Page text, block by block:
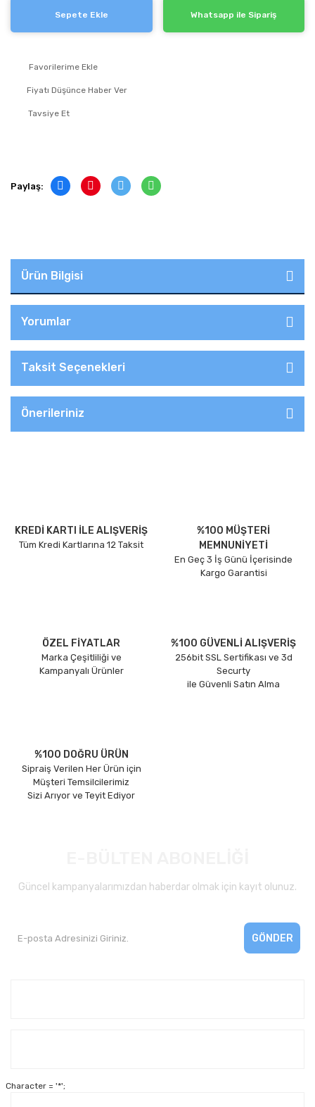
Sepete Ekle Whatsapp ile Sipariş
Fiyatı Düşünce Haber Ver
Tavsiye Et
Paylaş:
Ürün Bilgisi
Yorumlar
Taksit Seçenekleri
Önerileriniz
KREDİ KARTI İLE ALIŞVERİŞ
Tüm Kredi Kartlarına 12 Taksit
%100 MÜŞTERİ
MEMNUNİYETİ
En Geç 3 İş Günü İçerisinde
Kargo Garantisi
ÖZEL FİYATLAR
Marka Çeşitliliği ve
Kampanyalı Ürünler
%100 GÜVENLİ ALIŞVERİŞ
256bit SSL Sertifikası ve 3d
Securty
ile Güvenli Satın Alma
%100 DOĞRU ÜRÜN
Sipraiş Verilen Her Ürün için
Müşteri Temsilcilerimiz
Sizi Arıyor ve Teyit Ediyor
Güncel kampanyalarımızdan haberdar olmak için kayıt olunuz.
GÖNDER
Character = '*';